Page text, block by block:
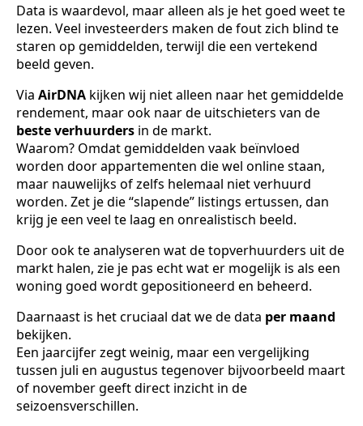
Data is waardevol, maar alleen als je het goed weet te
lezen. Veel investeerders maken de fout zich blind te
staren op gemiddelden, terwijl die een vertekend
beeld geven.
Via AirDNA kijken wij niet alleen naar het gemiddelde
rendement, maar ook naar de uitschieters van de
beste verhuurders in de markt.
Waarom? Omdat gemiddelden vaak beïnvloed
worden door appartementen die wel online staan,
maar nauwelijks of zelfs helemaal niet verhuurd
worden. Zet je die “slapende” listings ertussen, dan
krijg je een veel te laag en onrealistisch beeld.
Door ook te analyseren wat de topverhuurders uit de
markt halen, zie je pas echt wat er mogelijk is als een
woning goed wordt gepositioneerd en beheerd.
Daarnaast is het cruciaal dat we de data per maand
bekijken.
Een jaarcijfer zegt weinig, maar een vergelijking
tussen juli en augustus tegenover bijvoorbeeld maart
of november geeft direct inzicht in de
seizoensverschillen.